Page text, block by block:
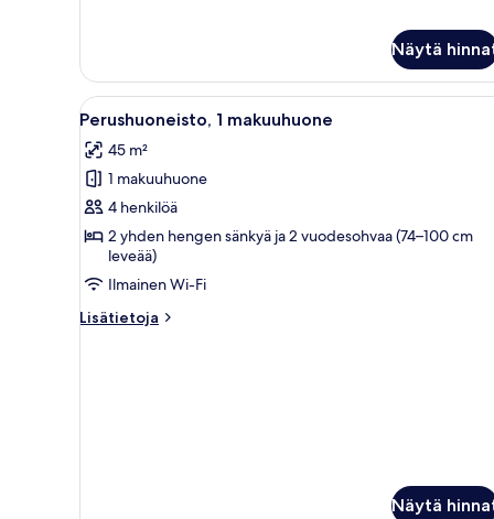
Näytä
Avaa
kaikki
huonetyypin
Perushuoneisto,
1
makuuhuone
kuvat
Hotellihuone, jossa on
4
Perushuoneisto, 1 makuuhuone
45 m²
1 makuuhuone
4 henkilöä
2 yhden hengen sänkyä ja 2 vuodesohvaa (74–100 cm
leveää)
Ilmainen Wi-Fi
Lisätietoja
Lisätietoja
Näytä